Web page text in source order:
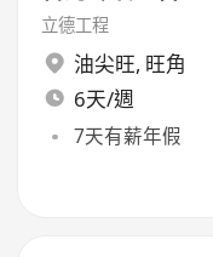
立德工程
油尖旺, 旺角
6天/週
7天有薪年假